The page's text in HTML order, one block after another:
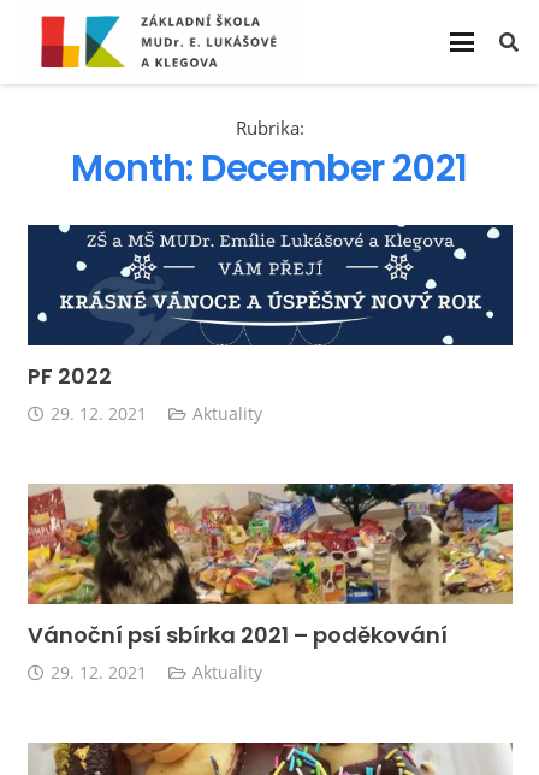
Rubrika:
Month: December 2021
PF 2022
29. 12. 2021 Aktuality
Vánoční psí sbírka 2021 – poděkování
29. 12. 2021 Aktuality